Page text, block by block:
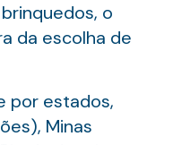
o
da escolha de
por estados,
Minas